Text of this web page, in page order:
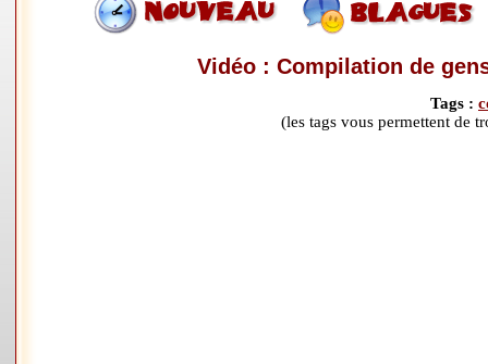
Vidéo : Compilation de
Tags :
(les tags vous permettent de